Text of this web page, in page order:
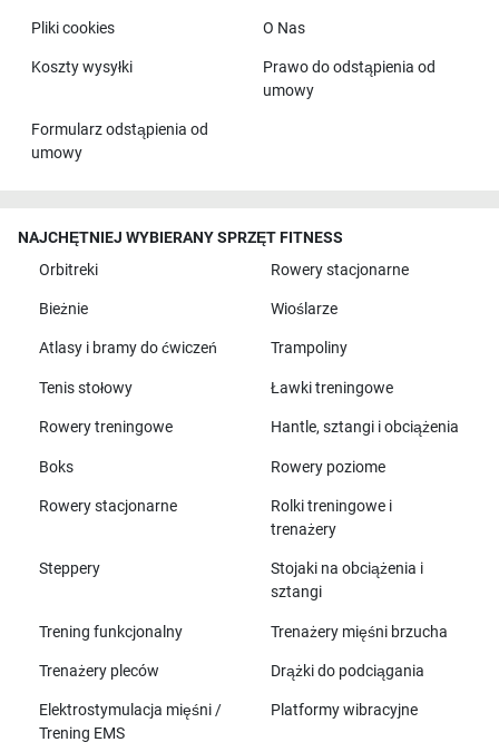
Pliki cookies O Nas
Koszty wysyłki
Prawo do odstąpienia od
umowy
Formularz odstąpienia od
umowy
NAJCHĘTNIEJ WYBIERANY SPRZĘT FITNESS
Orbitreki
Rowery stacjonarne
Bieżnie Wioślarze
Atlasy i bramy do ćwiczeń Trampoliny
Tenis stołowy Ławki treningowe
Rowery treningowe Hantle, sztangi i obciążenia
Boks Rowery poziome
Rowery stacjonarne
Rolki treningowe i
trenażery
Steppery
Stojaki na obciążenia i
sztangi
Trening funkcjonalny Trenażery mięśni brzucha
Trenażery pleców Drążki do podciągania
Elektrostymulacja mięśni /
Trening EMS
Platformy wibracyjne